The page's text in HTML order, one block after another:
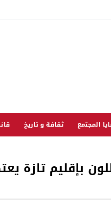
المجتمع ثقافة و تاريخ
بإقليم تازة